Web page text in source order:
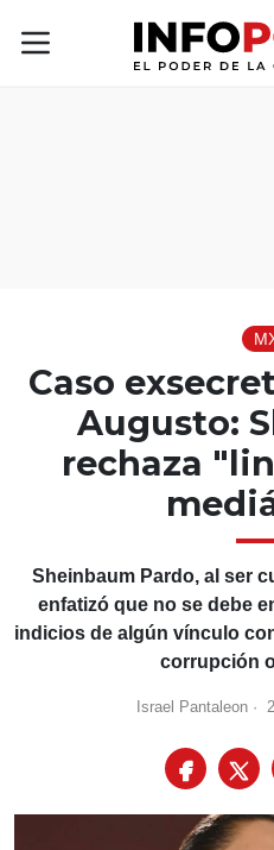
Caso
Augusto:
rechaza
Sheinbaum Pardo, al ser
enfatizó que no se debe
indicios de algún vínculo
corrupción
Israel Pantaleon·